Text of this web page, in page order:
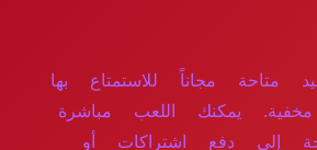
متاحة مجاناً للاستمتاع بها
يمكنك اللعب مباشرة
إلى دفع اشتراكات أو